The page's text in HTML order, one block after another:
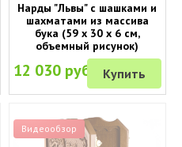
Нарды "Львы" с шашками и
шахматами из массива
бука (59 x 30 x 6 см,
объемный рисунок)
12 030 руб. Купить
Видеообзор